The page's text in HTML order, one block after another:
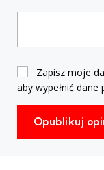
Zapisz moje
aby wypełnić